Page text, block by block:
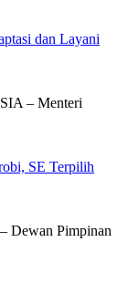
dan Layani
– Menteri
SE Terpilih
Pimpinan